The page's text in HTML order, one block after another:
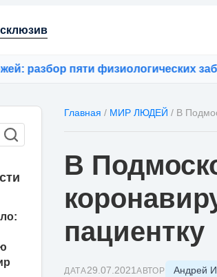
пяти физиологических
Главная / МИР ЛЮДЕЙ / В
В
пациентку
ДАТА29.07.2021 АВТОР Андрей